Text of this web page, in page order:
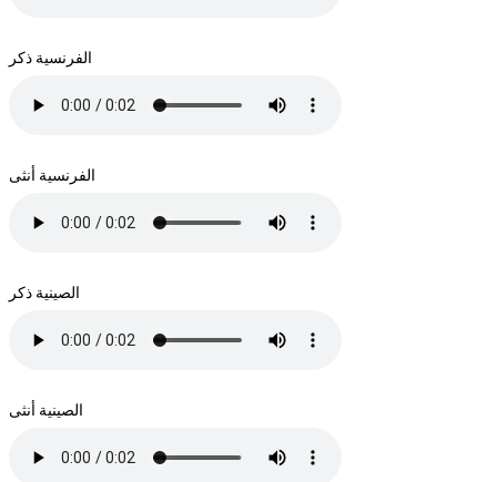
الفرنسية ذكر
الفرنسية أنثى
الصينية ذكر
الصينية أنثى